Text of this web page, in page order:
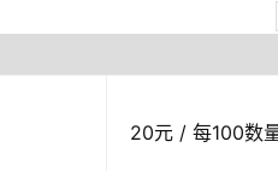
20元 / 每100数